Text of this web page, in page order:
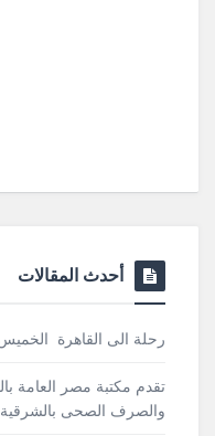
أحدث المقالات
رحلة الى القاهرة الخميس
تقدم مكتبة مصر العامة
والصرف الصحى بالشرقية